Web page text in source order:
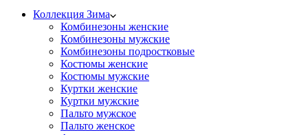
Коллекция Зима
Комбинезоны женские
Комбинезоны мужские
Комбинезоны подростковые
Костюмы женские
Костюмы мужские
Куртки женские
Куртки мужские
Пальто мужское
Пальто женское